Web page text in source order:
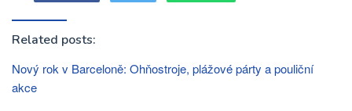
Related posts:
Nový rok v Barceloně: Ohňostroje, plážové párty a pouliční
akce